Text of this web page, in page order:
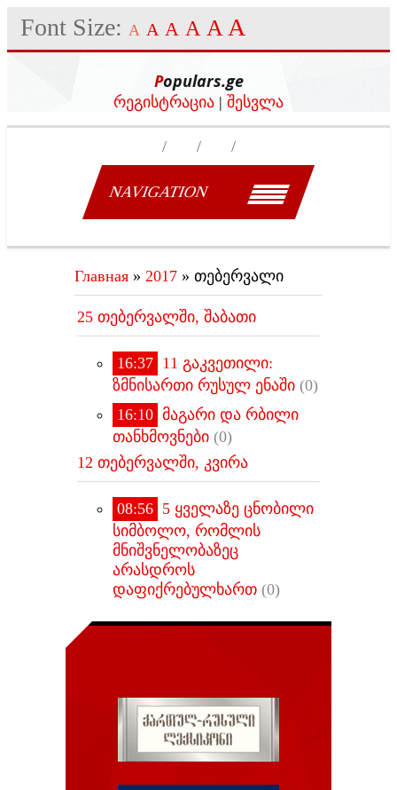
Font Size: A A A A A A
Populars.ge
რეგისტრაცია | შესვლა
NAVIGATION
Главная » 2017 » თებერვალი
25 თებერვალში, შაბათი
16:37 11 გაკვეთილი:
ზმნისართი რუსულ ენაში (0)
16:10 მაგარი და რბილი
თანხმოვნები (0)
12 თებერვალში, კვირა
08:56 5 ყველაზე ცნობილი
სიმბოლო, რომლის
მნიშვნელობაზეც
არასდროს
დაფიქრებულხართ (0)